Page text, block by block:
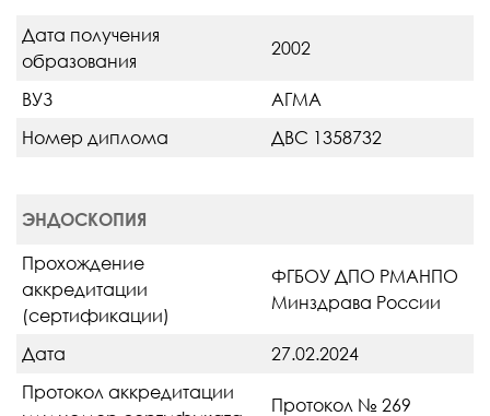
Дата получения
образования
2002
ВУЗ
АГМА
Номер диплома
ДВС 1358732
ЭНДОСКОПИЯ
Прохождение
аккредитации
(сертификации)
ФГБОУ ДПО РМАНПО
Минздрава России
Дата
27.02.2024
Протокол аккредитации
Протокол № 269